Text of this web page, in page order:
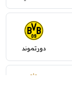
دورتموند